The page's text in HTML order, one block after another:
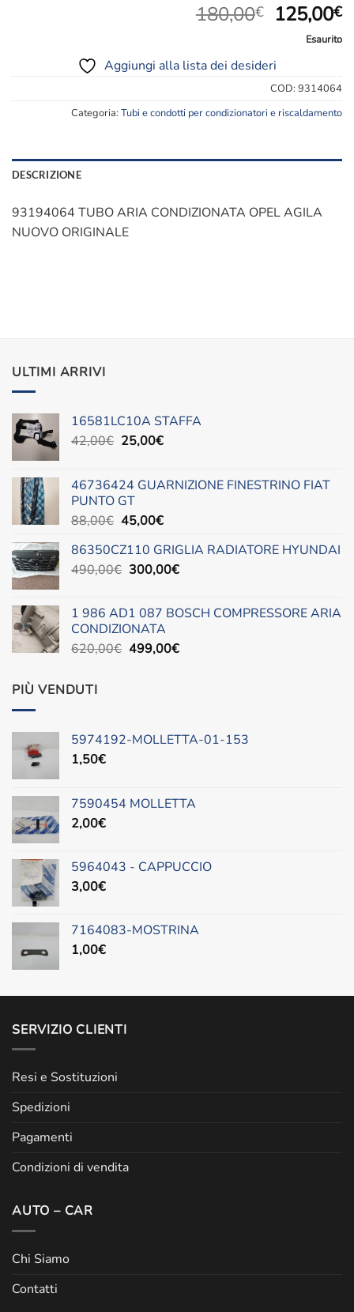
180,00€ Il
prezzo
era:
180,00€.
125,00€Il
Esaurito
Aggiungi alla lista dei desideri
COD: 9314064
Categoria: Tubi e condotti per condizionatori e riscaldamento
DESCRIZIONE
93194064 TUBO ARIA CONDIZIONATA OPEL AGILA
NUOVO ORIGINALE
ULTIMI ARRIVI
16581LC10A STAFFA
42,00€ Il
era:
42,00€.
25,00€Il
è:
46736424 GUARNIZIONE FINESTRINO FIAT
PUNTO GT
88,00€ Il
originale
era:
45,00€Il
attuale
è:
86350CZ110 GRIGLIA RADIATORE HYUNDAI
490,00€ Il
era:
490,00€.
300,00€Il
è:
1 986 AD1 087 BOSCH COMPRESSORE ARIA
CONDIZIONATA
620,00€ Il
499,00€Il
PIÙ VENDUTI
5974192-MOLLETTA-01-153
1,50€
7590454 MOLLETTA
2,00€
5964043 - CAPPUCCIO
3,00€
7164083-MOSTRINA
1,00€
SERVIZIO CLIENTI
Resi e Sostituzioni
Spedizioni
Pagamenti
Condizioni di vendita
AUTO – CAR
Chi Siamo
Contatti